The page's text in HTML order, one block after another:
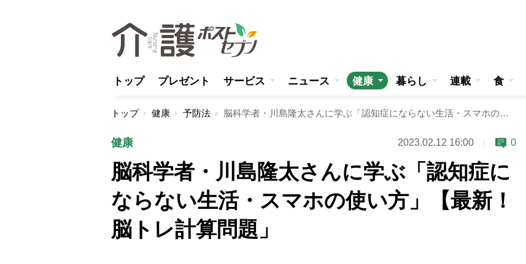
トップ プレゼント サービス ニュース 健康 暮らし 連載 食
トップ 健康 予防法 脳科学者・川島隆太さんに学ぶ「認知症にならない生活・スマホの使い方」【最新！脳トレ計算問題」
健康 2023.02.12 16:00 0
脳科学者・川島隆太さんに学ぶ「認知症に
ならない生活・スマホの使い方」【最新！
脳トレ計算問題」